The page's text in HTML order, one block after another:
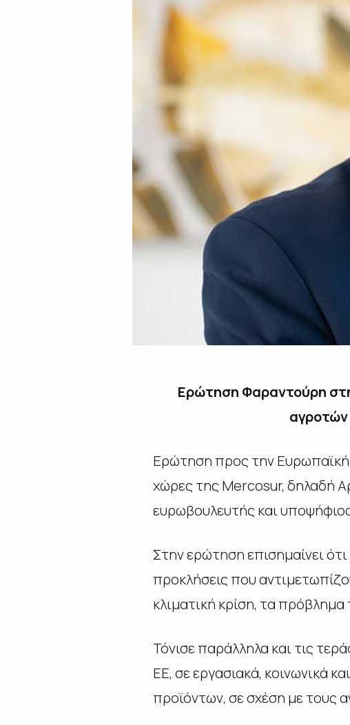
Ερώτηση Φαραντούρη
Ερώτηση προς την Ευρωπαϊκή
χώρες της Mercosur, δηλαδή
ευρωβουλευτής και
Στην ερώτηση επισημαίνει
προκλήσεις που
κλιματική κρίση, τα
Τόνισε παράλληλα και τις
ΕΕ, σε εργασιακά, κοινωνικά
προϊόντων, σε σχέση με τους